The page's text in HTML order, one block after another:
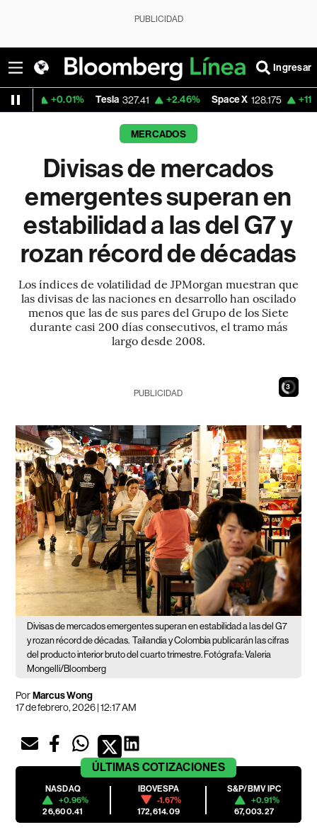
PUBLICIDAD
Ingresar
Tesla 327.41 +2.46% Space X 128.175 +11.60%
MERCADOS
Divisas de mercados
emergentes superan en
estabilidad a las del G7 y
rozan récord de décadas
Los índices de volatilidad de JPMorgan muestran que
las divisas de las naciones en desarrollo han oscilado
menos que las de sus pares del Grupo de los Siete
durante casi 200 días consecutivos, el tramo más
largo desde 2008.
1
PUBLICIDAD
Divisas de mercados emergentes superan en estabilidad a las del G7
y rozan récord de décadas. Tailandia y Colombia publicarán las cifras
del producto interior bruto del cuarto trimestre. Fotógrafa: Valeria
Mongelli/Bloomberg
PorMarcus Wong
17 de febrero, 2026 | 12:17 AM
ÚLTIMAS COTIZACIONES
NASDAQ
+0.96%
26,600.41
IBOVESPA
-1.67%
172,614.09
S&P/BMV IPC
+0.91%
67,003.27